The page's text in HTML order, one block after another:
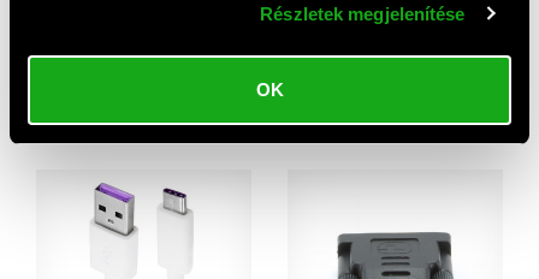
Részletek megjelenítése
OK
Samsung UC10 USB-C - 3,5
Logitech bluetooth audió